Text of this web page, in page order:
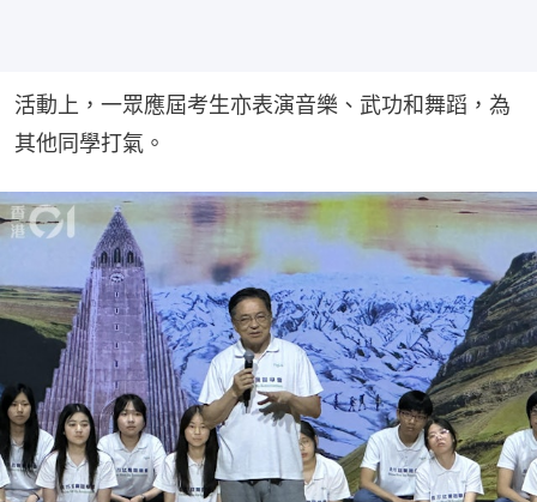
活動上，一眾應屆考生亦表演音樂、武功和舞蹈，為
其他同學打氣。